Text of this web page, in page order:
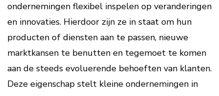
ondernemingen flexibel inspelen op veranderingen
en innovaties. Hierdoor zijn ze in staat om hun
producten of diensten aan te passen, nieuwe
marktkansen te benutten en tegemoet te komen
aan de steeds evoluerende behoeften van klanten.
Deze eigenschap stelt kleine ondernemingen in